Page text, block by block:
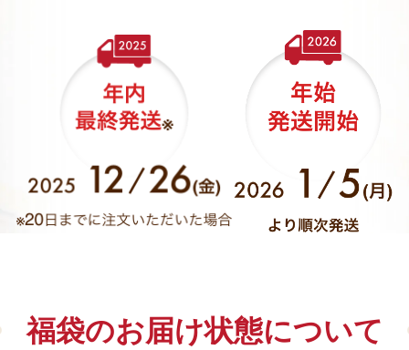
福袋のお届け状態について